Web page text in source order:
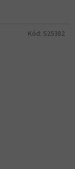
Kód: S25382